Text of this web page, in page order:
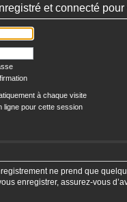
et connecté
à chaque visite
ligne pour cette session
ne prend que
enregistrer, assurez-vous